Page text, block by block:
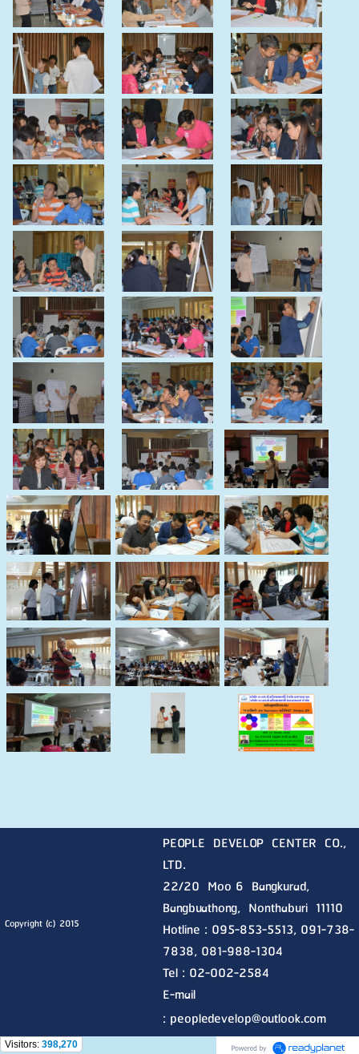
Copyright (c) 2015
PEOPLE DEVELOP CENTER CO.,
LTD.
22/20 Moo 6 Bangkurad,
Bangbuathong, Nonthaburi 11110
Hotline : 095-853-5513, 091-738-
7838, 081-988-1304
Tel : 02-002-2584
E-mail
: peopledevelop@outlook.com
Visitors: 398,270